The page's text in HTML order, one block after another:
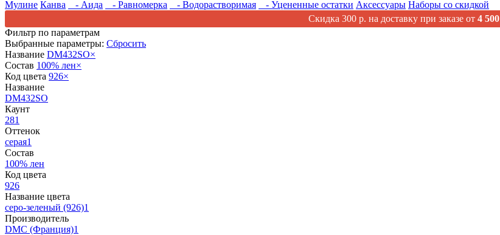
Мулине Канва - Аида - Равномерка - Водорастворимая - Уцененные остатки Аксессуары Наборы со скидкой
Скидка 300 р. на доставку при заказе от 4 500
Фильтр по параметрам
Выбранные параметры: Сбросить
Название DM432SO×
Состав 100% лен×
Код цвета 926×
Название
DM432SO
Каунт
281
Оттенок
серая1
Состав
100% лен
Код цвета
926
Название цвета
серо-зеленый (926)1
Производитель
DMC (Франция)1